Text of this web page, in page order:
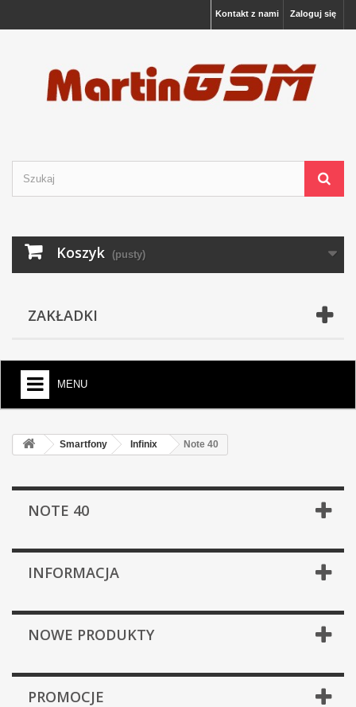
Zaloguj się
Kontakt z nami
Koszyk (pusty)
ZAKŁADKI
MENU
Smartfony Infinix Note 40
NOTE 40
INFORMACJA
NOWE PRODUKTY
PROMOCJE